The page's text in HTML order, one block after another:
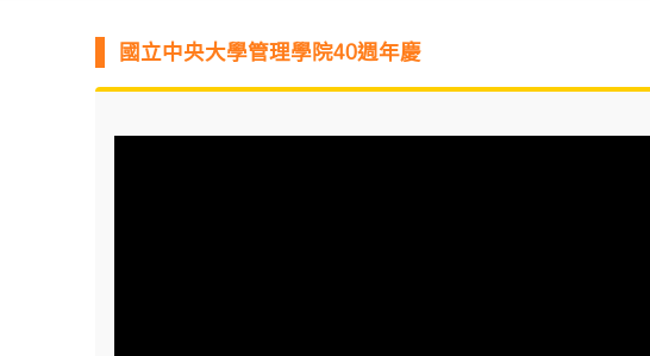
國立中央大學管理學院40週年慶